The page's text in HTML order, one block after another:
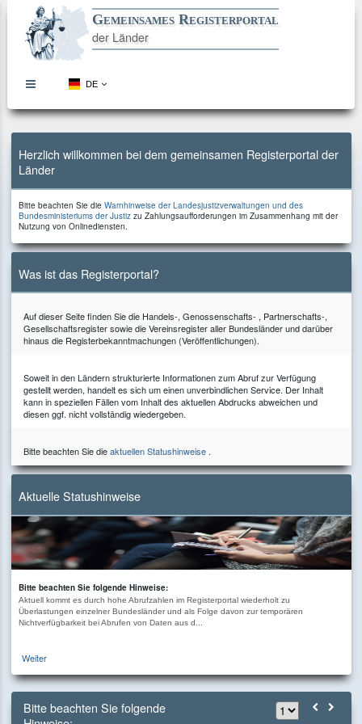
Gemeinsames Registerportal
der Länder
button
DE
Direkt
zum
Direkt
zur
Direkt
zur
Direkt
zum
Herzlich willkommen bei dem gemeinsamen Registerportal der
Länder
Bitte
beachten
Sie
Bitte beachten Sie die Warnhinweise der Landesjustizverwaltungen und des
Bundesministeriums der Justiz zu
Zusammenhang
Nutzung
zu Zahlungsaufforderungen im Zusammenhang mit der
Nutzung von Onlinediensten.
Was ist das Registerportal?
Auf dieser Seite finden Sie die Handels-, Genossenschafts- , Partnerschafts-,
Gesellschaftsregister sowie die Vereinsregister aller Bundesländer und darüber
hinaus die Registerbekanntmachungen (Veröffentlichungen).
Soweit in den Ländern strukturierte Informationen zum Abruf zur Verfügung
gestellt werden, handelt es sich um einen unverbindlichen Service. Der Inhalt
kann in speziellen Fällen vom Inhalt des aktuellen Abdrucks abweichen und
diesen ggf. nicht vollständig wiedergeben.
Bitte beachten Sie dieaktuellen Statushinweise.
Aktuelle Statushinweise
Bitte beachten Sie folgende Hinweise:
Aktuell kommt es durch hohe Abrufzahlen im Registerportal wiederholt zu
Überlastungen einzelner Bundesländer und als Folge davon zur temporären
Nichtverfügbarkeit bei Abrufen von Daten aus d...
Weiter
Bitte beachten Sie folgende